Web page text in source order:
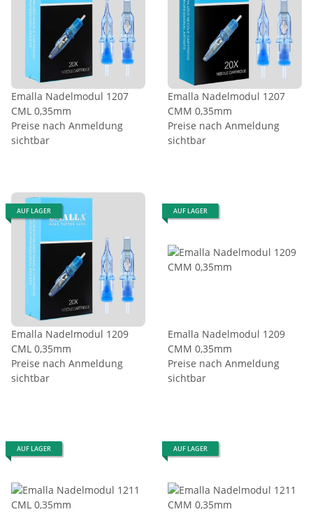
Emalla Nadelmodul 1207
CML 0,35mm
Preise nach Anmeldung
sichtbar
Emalla Nadelmodul 1207
CMM 0,35mm
Preise nach Anmeldung
sichtbar
AUF LAGER
Emalla Nadelmodul 1209
CML 0,35mm
Preise nach Anmeldung
sichtbar
AUF LAGER
Emalla Nadelmodul 1209
CMM 0,35mm
Preise nach Anmeldung
sichtbar
AUF LAGER AUF LAGER